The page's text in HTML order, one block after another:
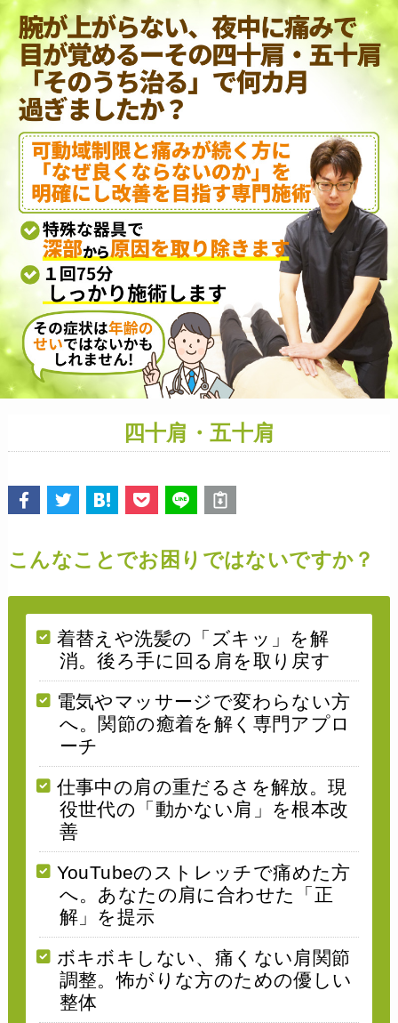
四十肩・五十肩
こんなことでお困りではないですか？
着替えや洗髪の「ズキッ」を解
消。後ろ手に回る肩を取り戻す
電気やマッサージで変わらない方
へ。関節の癒着を解く専門アプロ
ーチ
仕事中の肩の重だるさを解放。現
役世代の「動かない肩」を根本改
善
YouTubeのストレッチで痛めた方
へ。あなたの肩に合わせた「正
解」を提示
ボキボキしない、痛くない肩関節
調整。怖がりな方のための優しい
整体